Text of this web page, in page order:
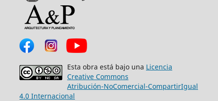
Esta obra está bajo una Licencia
Creative Commons
Atribución-NoComercial-CompartirIgual
4.0 Internacional